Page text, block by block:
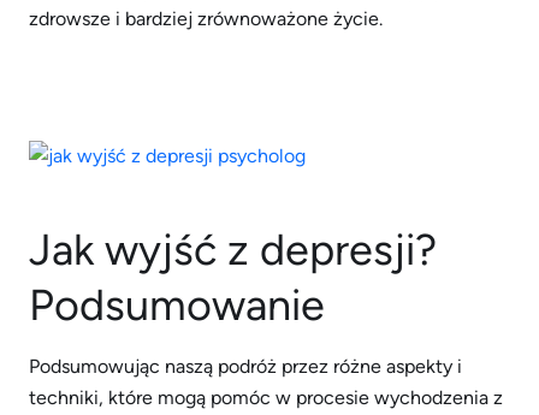
zdrowsze i bardziej zrównoważone życie.
Jak wyjść z depresji?
Podsumowanie
Podsumowując naszą podróż przez różne aspekty i
techniki, które mogą pomóc w procesie wychodzenia z